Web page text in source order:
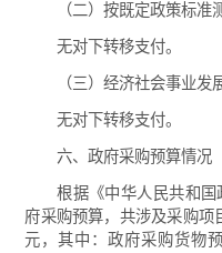
（二）按既定政策标准
无对下转移支付。
（三）经济社会事业发
无对下转移支付。
六、政府采购预算情况
根据《中华人民共和
府采购预算，共涉及采购
元，其中：政府采购货物